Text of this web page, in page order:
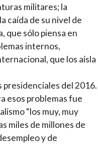
militares; la
caída de su nivel de
que sólo piensa en
internos,
que los aísla
del 2016.
esos problemas fue
“los muy, muy
miles de millones de
y de